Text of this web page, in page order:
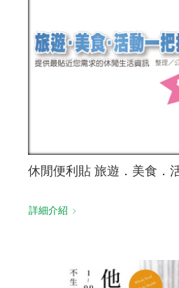
休閒便利貼 旅遊．美食．
詳細介紹